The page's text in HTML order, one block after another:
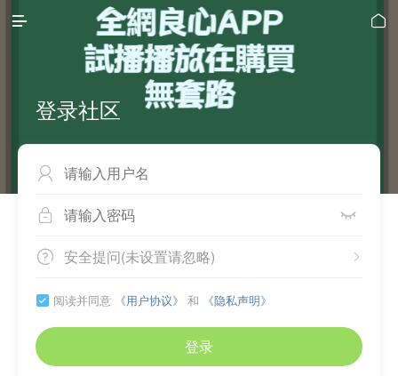
 
登录社区

 
 
安全提问(未设置请忽略)
 阅读并同意 《用户协议》 和 《隐私声明》
登录